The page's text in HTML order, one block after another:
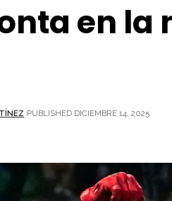
en la
PUBLISHED DICIEMBRE 14, 2025